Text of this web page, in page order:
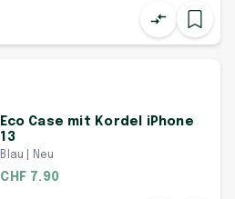
Eco Case mit Kordel iPhone
13
Blau | Neu
CHF 7.90